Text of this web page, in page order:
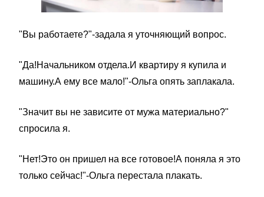
"Вы работаете?"-задала я уточняющий вопрос.
"Да!Начальником отдела.И квартиру я купила и
машину.А ему все мало!"-Ольга опять заплакала.
"Значит вы не зависите от мужа материально?"
спросила я.
"Нет!Это он пришел на все готовое!А поняла я это
только сейчас!"-Ольга перестала плакать.